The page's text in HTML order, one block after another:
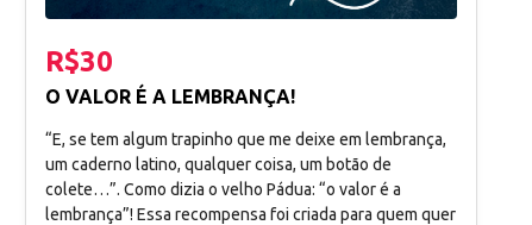
R$30
O VALOR É A LEMBRANÇA!
“E, se tem algum trapinho que me deixe em lembrança,
um caderno latino, qualquer coisa, um botão de
colete…”. Como dizia o velho Pádua: “o valor é a
lembrança”! Essa recompensa foi criada para quem quer